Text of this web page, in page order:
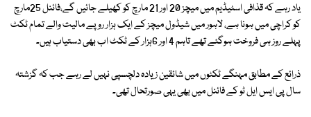
یاد رہے کہ قذافی اسٹیڈیم میں میچز 20 اور 21 مارچ کو کھیلے جائیں گے،فائنل 25مارچ
کو کراچی میں ہونا ہے، لاہور میں شیڈول میچز کے ایک ہزار روپے مالیت والے تمام ٹکٹ
پہلے روز ہی فروخت ہوگئے تھے تاہم 4 اور 6ہزار کے ٹکٹ اب بھی دستیاب ہیں۔
ذرائع کے مطابق مہنگے ٹکٹوں میں شائقین زیادہ دلچسپی نہیں لے رہے جب کہ گزشتہ
سال پی ایس ایل ٹو کے فائنل میں بھی یہی صورتحال تھی۔